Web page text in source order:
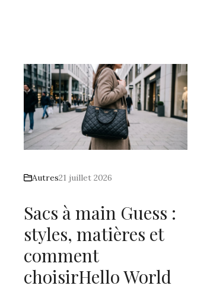
Autres21 juillet 2026
Sacs à main Guess :
styles, matières et
comment
choisirHello World